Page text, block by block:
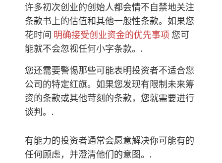
许多初次创业的创始人都会情不自禁地关注
条款书上的估值和其他一般性条款。如果您
花时间 明确接受创业资金的优先事项 您可
能就不会忽视任何小字条款。.
您还需要警惕那些可能表明投资者不适合您
公司的特定红旗。如果您发现有限制未来筹
资的条款或其他苛刻的条款，您就需要进行
谈判。.
有能力的投资者通常会愿意解决你可能有的
任何顾虑，并澄清他们的意图。.